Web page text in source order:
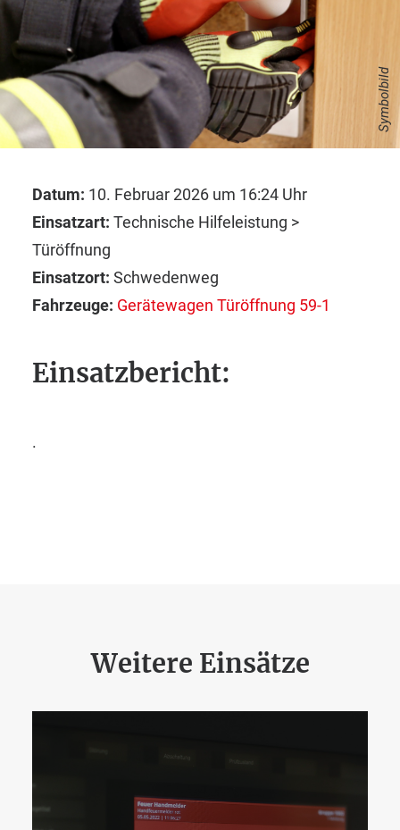
Symbolbild
Datum: 10. Februar 2026 um 16:24 Uhr
Einsatzart: Technische Hilfeleistung >
Türöffnung
Einsatzort: Schwedenweg
Fahrzeuge: Gerätewagen Türöffnung 59-1
Einsatzbericht:
.
Weitere Einsätze